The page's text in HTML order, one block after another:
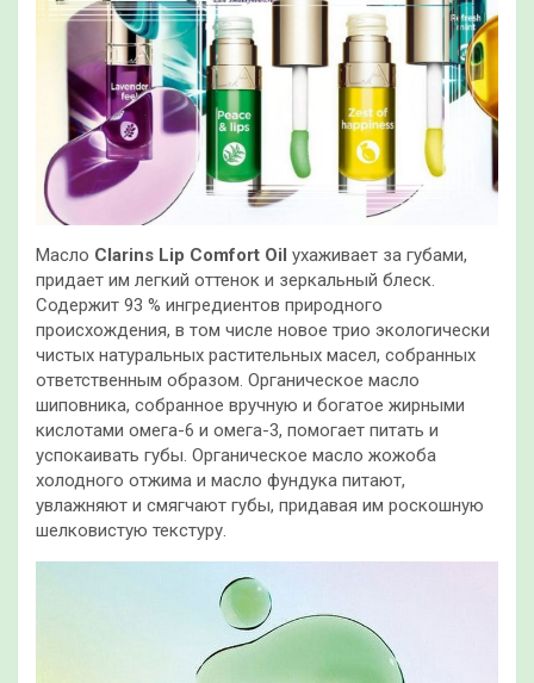
Масло Clarins Lip Comfort Oil ухаживает за губами,
придает им легкий оттенок и зеркальный блеск.
Содержит 93 % ингредиентов природного
происхождения, в том числе новое трио экологически
чистых натуральных растительных масел, собранных
ответственным образом. Органическое масло
шиповника, собранное вручную и богатое жирными
кислотами омега-6 и омега-3, помогает питать и
успокаивать губы. Органическое масло жожоба
холодного отжима и масло фундука питают,
увлажняют и смягчают губы, придавая им роскошную
шелковистую текстуру.